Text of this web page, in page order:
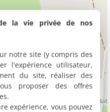
la vie privée de nos
notre site (y compris des
l'expérience utilisateur,
du site, réaliser des
proposer des offres
expérience, vous pouvez